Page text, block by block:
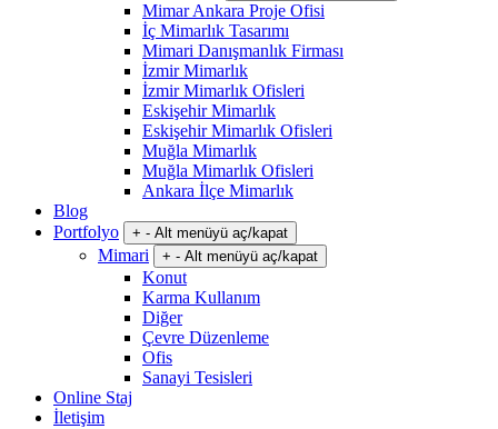
Mimar Ankara Proje Ofisi
İç Mimarlık Tasarımı
Mimari Danışmanlık Firması
İzmir Mimarlık
İzmir Mimarlık Ofisleri
Eskişehir Mimarlık
Eskişehir Mimarlık Ofisleri
Muğla Mimarlık
Muğla Mimarlık Ofisleri
Ankara İlçe Mimarlık
Blog
Portfolyo
+ - Alt menüyü aç/kapat
Mimari + - Alt menüyü aç/kapat
Konut
Karma Kullanım
Diğer
Çevre Düzenleme
Ofis
Sanayi Tesisleri
Online Staj
İletişim